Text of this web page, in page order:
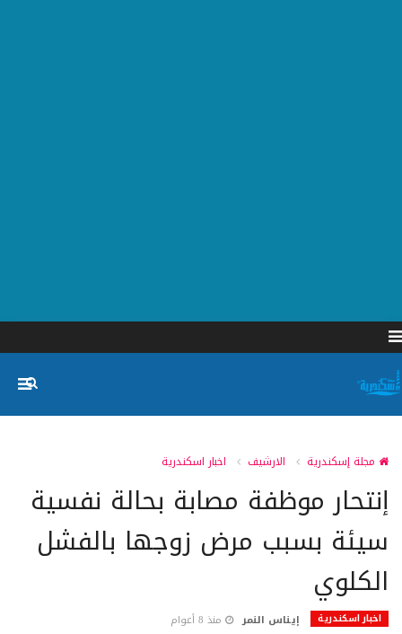
مجلة إسكندرية الارشيف اخبار اسكندرية
إنتحار موظفة مصابة بحالة نفسية
سيئة بسبب مرض زوجها بالفشل
الكلوي
اخبار اسكندرية إيناس النمر منذ 8 أعوام